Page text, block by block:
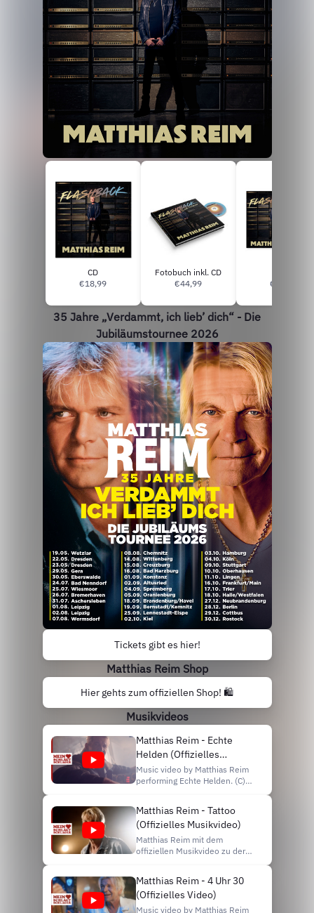
CD
€18,99
Fotobuch inkl. CD
€44,99
€34,99
35 Jahre „Verdammt, ich lieb’ dich“ - Die
Jubiläumstournee 2026
Tickets gibt es hier!
Matthias Reim Shop
Hier gehts zum offiziellen Shop! 🛍️
Musikvideos
Matthias Reim - Echte
Helden (Offizielles
Musikvideo)
Music video by Matthias Reim
performing Echte Helden. (C)
GmbH http://vevo.ly/Lj5Od3
Matthias Reim - Tattoo
(Offizielles Musikvideo)
Matthias Reim mit dem
offiziellen Musikvideo zu der
kann ab sofort hier vorbestellt
werden:
https://MatthiasReim.lnk.to/MR20
Matthias Reim - 4 Uhr 30
(Offizielles Video)
Music video by Matthias Reim